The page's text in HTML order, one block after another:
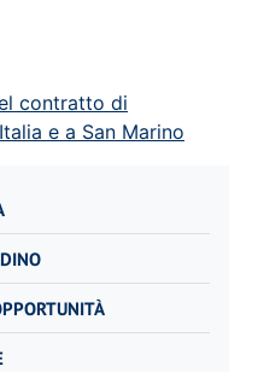
contratto di
e a San Marino